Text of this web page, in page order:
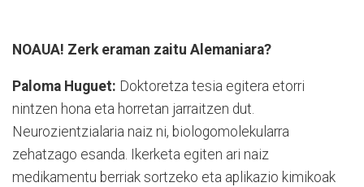
NOAUA! Zerk eraman zaitu Alemaniara?
Paloma Huguet: Doktoretza tesia egitera etorri
nintzen hona eta horretan jarraitzen dut.
Neurozientzialaria naiz ni, biologomolekularra
zehatzago esanda. Ikerketa egiten ari naiz
medikamentu berriak sortzeko eta aplikazio kimikoak